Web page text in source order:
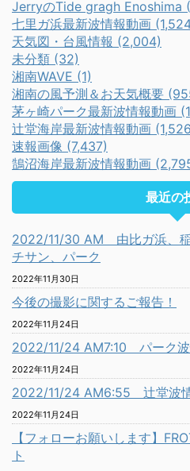
JerryのTide gragh Enoshima
七里ガ浜最新波情報動画
天気図・台風情報 (2,004)
未分類 (32)
湘南WAVE (1)
湘南の風予測＆お天気概要
茅ヶ崎パーク最新波情報動画
辻堂海岸最新波情報動画
速報画像 (7,437)
鵠沼海岸最新波情報動画
最近の
2022/11/30 AM 由比ガ浜、稲
チサン、パーク
2022年11月30日
今後の撮影に関するご報告！
2022年11月24日
2022/11/24 AM7:10 パーク
2022年11月24日
2022/11/24 AM6:55 辻堂波
2022年11月24日
【フォローお願いします】
ト